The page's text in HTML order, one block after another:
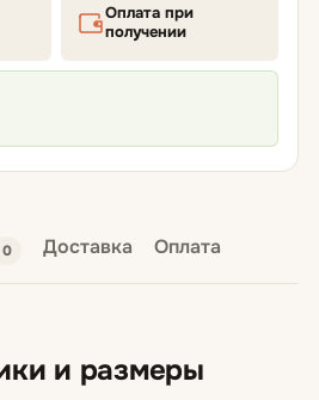
Оплата при
получении
0 Доставка Оплата
и размеры